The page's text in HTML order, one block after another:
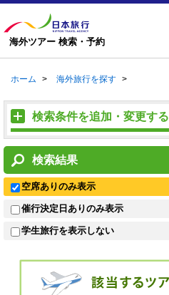
海外ツアー 検索・予約
ホーム > 海外旅行を探す >
検索条件を追加・変更する
検索結果
空席ありのみ表示
催行決定日ありのみ表示
学生旅行を表示しない